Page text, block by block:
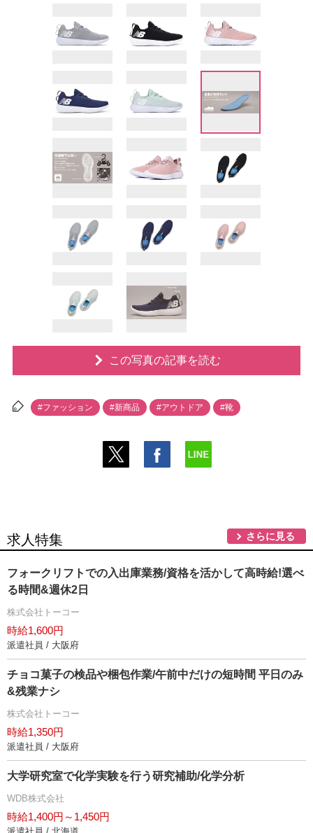
この写真の記事を読む
#ファッション #新商品 #アウトドア #靴
求人特集 さらに見る
フォークリフトでの入出庫業務/資格を活かして高時給!選べ
る時間&週休2日
株式会社トーコー
時給1,600円
派遣社員 / 大阪府
チョコ菓子の検品や梱包作業/午前中だけの短時間 平日のみ
&残業ナシ
株式会社トーコー
時給1,350円
派遣社員 / 大阪府
大学研究室で化学実験を行う研究補助/化学分析
WDB株式会社
時給1,400円～1,450円